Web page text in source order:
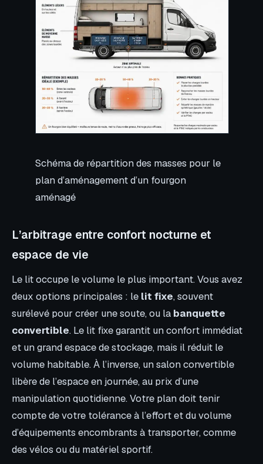
Schéma de répartition des masses pour le
plan d’aménagement d’un fourgon
aménagé
L’arbitrage entre confort nocturne et
espace de vie
Le lit occupe le volume le plus important. Vous avez
deux options principales : le lit fixe, souvent
surélevé pour créer une soute, ou la banquette
convertible. Le lit fixe garantit un confort immédiat
et un grand espace de stockage, mais il réduit le
volume habitable. À l’inverse, un salon convertible
libère de l’espace en journée, au prix d’une
manipulation quotidienne. Votre plan doit tenir
compte de votre tolérance à l’effort et du volume
d’équipements encombrants à transporter, comme
des vélos ou du matériel sportif.